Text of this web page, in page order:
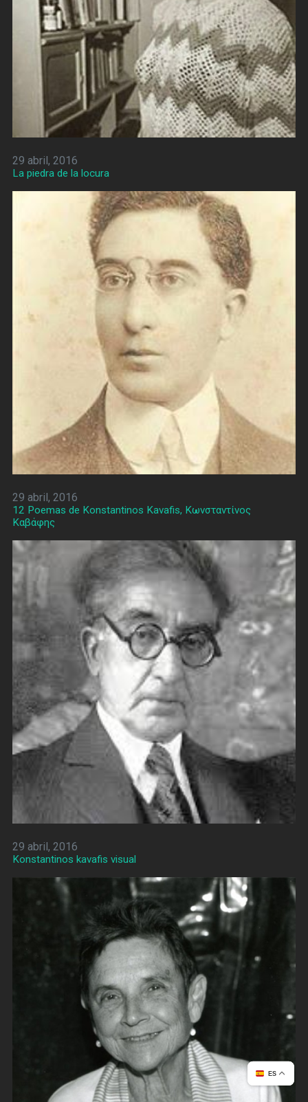
29 abril, 2016
La piedra de la locura
29 abril, 2016
12 Poemas de Konstantinos Kavafis, Κωνσταντίνος
Καβάφης
29 abril, 2016
Konstantinos kavafis visual
ES